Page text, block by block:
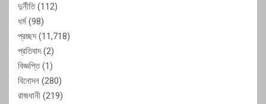
দুর্নীতি(112)
ধর্ম(98)
প্রচ্ছদ(11,718)
প্রতিবাদ(2)
বিজ্ঞপ্তি(1)
বিনোদন (280)
রাজধানী (219)